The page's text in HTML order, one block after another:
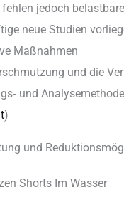
j‬edoch
n‬eue Studien
Maßnahmen
u‬nd d‬ie
u‬nd
)
u‬nd